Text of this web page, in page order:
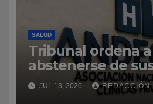
SALUD
Tribunal ordena a
abstenerse de
servicios a
solicitud de la
JUL 13, 2026 REDACCIÓN